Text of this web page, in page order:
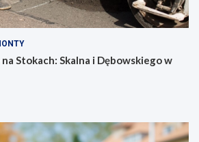
Stokach: Skalna i Dębowskiego w